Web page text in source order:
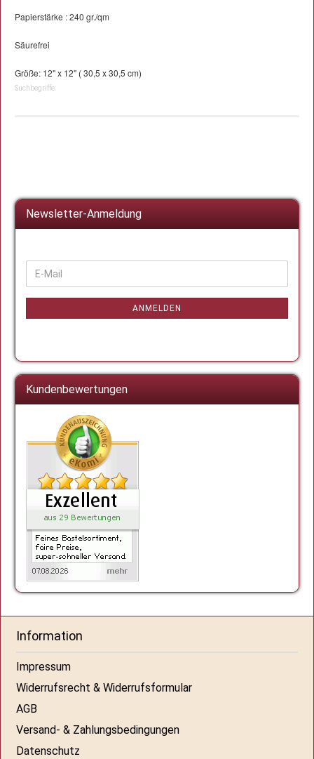
Papierstärke : 240 gr./qm
Säurefrei
Größe: 12" x 12" ( 30,5 x 30,5 cm)
Suchbegriffe:
Newsletter-Anmeldung
WEITER
ZUR
NEWSLETTER-
E-
Mail
ANMELDEN
Kundenbewertungen
Information
Impressum
Widerrufsrecht & Widerrufsformular
AGB
Versand- & Zahlungsbedingungen
Datenschutz